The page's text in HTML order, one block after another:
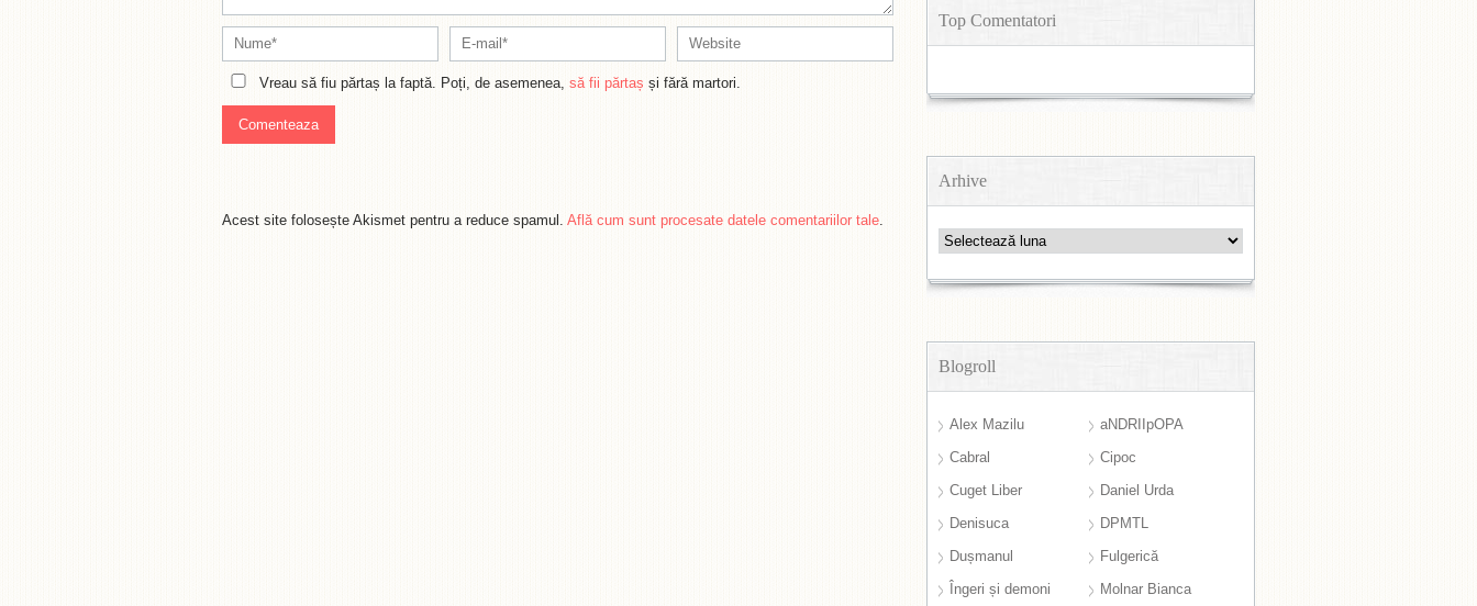
Vreau să fiu părtaș la faptă. Poți, de asemenea, să fii părtaș și fără martori.
Acest site folosește Akismet pentru a reduce spamul. Află cum sunt procesate datele comentariilor tale.
Top Comentatori
Arhive
Arhive
Blogroll
Alex Mazilu
aNDRIIpOPA
Cabral
Cipoc
Cuget Liber
Daniel Urda
Denisuca
DPMTL
Dușmanul
Fulgerică
Îngeri și demoni
Molnar Bianca